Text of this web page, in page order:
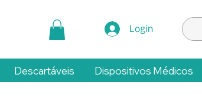
Login
Descartáveis Dispositivos Médicos